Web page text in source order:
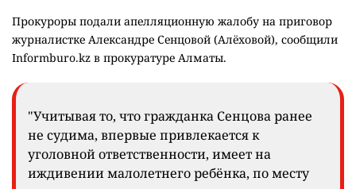
Прокуроры подали апелляционную жалобу на приговор
журналистке Александре Сенцовой (Алёховой), сообщили
Informburo.kz в прокуратуре Алматы.
"Учитывая то, что гражданка Сенцова ранее
не судима, впервые привлекается к
уголовной ответственности, имеет на
иждивении малолетнего ребёнка, по месту